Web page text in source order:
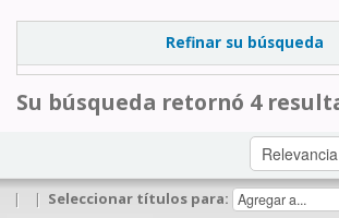
Refinar su búsqueda
Su búsqueda retornó 4
| | Seleccionar títulos para: